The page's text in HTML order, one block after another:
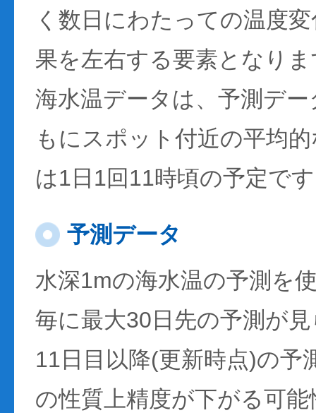
く数日にわたっての温度
果を左右する要素となり
海水温データは、予測デ
もにスポット付近の平均
は1日1回11時頃の予定で
予測データ
水深1mの海水温の予測を
毎に最大30日先の予測が
11日目以降(更新時点)の予
の性質上精度が下がる可